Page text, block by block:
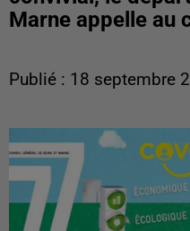
Marne appelle au
Publié : 18 septembre